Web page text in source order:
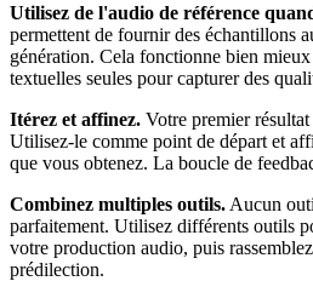
Utilisez de l'audio de référence
permettent de fournir des échantillons
génération. Cela fonctionne bien
textuelles seules pour capturer des
Itérez et affinez. Votre premier
Utilisez-le comme point de départ et
que vous obtenez. La boucle de
Combinez multiples outils. Aucun
parfaitement. Utilisez différents outils
votre production audio, puis
prédilection.